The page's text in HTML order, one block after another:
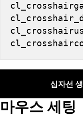
십자선
마우스 세팅